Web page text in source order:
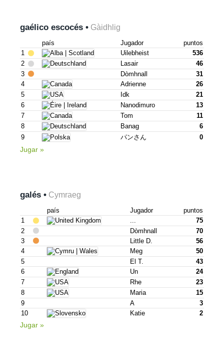
gaélico escocés • Gàidhlig
país Jugador
puntos
1
Uilebheist
536
2
Lasair
46
3
Dòmhnall
31
4
Adrienne
26
5
Idk
21
6
Nanodimuro
13
7
Tom
11
8
Banag
6
9
パンさん 0
Jugar »
galés • Cymraeg
país Jugador
puntos
1
...
75
2
Dòmhnall
70
3
Little D.
56
4
Meg
50
5
El T.
43
6
Un
24
7
Rhe
23
8
Maria
15
9
A
3
10
Katie 2
Jugar »